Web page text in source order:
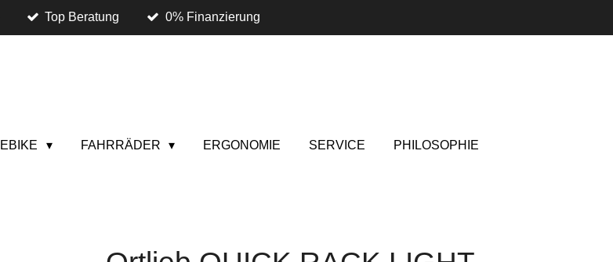
Top Beratung 0% Finanzierung
EBIKE FAHRRÄDER ERGONOMIE SERVICE PHILOSOPHIE